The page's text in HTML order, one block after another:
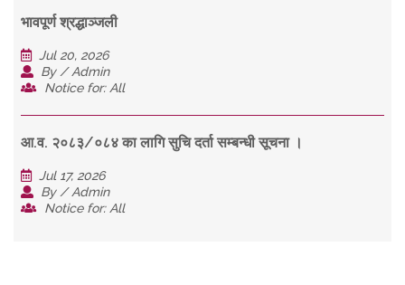
भावपूर्ण श्रद्धाञ्जली
Jul 20, 2026
By / Admin
Notice for: All
आ.व. २०८३/०८४ का लागि सुचि दर्ता सम्बन्धी सूचना ।
Jul 17, 2026
By / Admin
Notice for: All